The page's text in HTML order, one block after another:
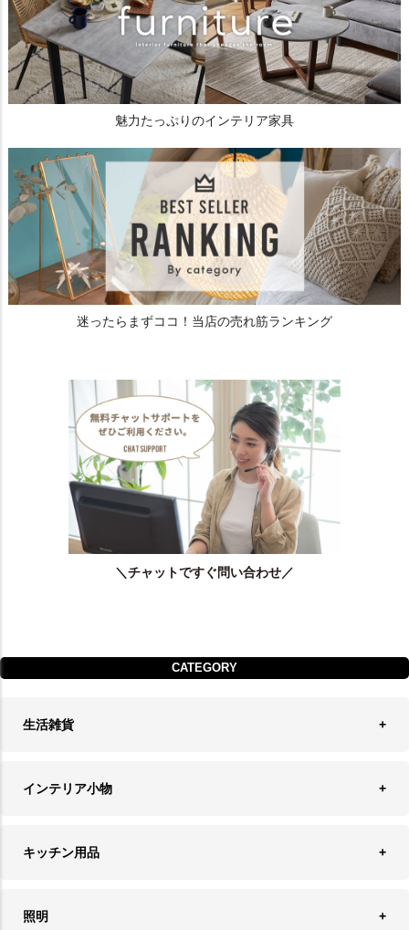
魅力たっぷりのインテリア家具
迷ったらまずココ！当店の売れ筋ランキング
＼チャットですぐ問い合わせ／
CATEGORY
生活雑貨
ごみ箱
インテリア小物
キッチン用品
照明